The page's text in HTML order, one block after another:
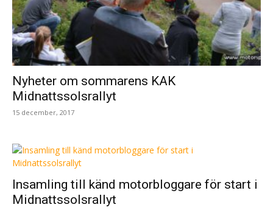
Nyheter om sommarens KAK
Midnattssolsrallyt
15 december, 2017
Insamling till känd motorbloggare för start i
Midnattssolsrallyt